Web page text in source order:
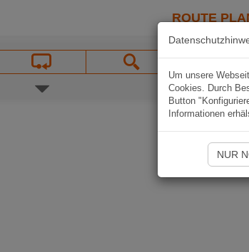
ROUTE
Um unsere
Cookies. Durch
Button
Informationen
NUR